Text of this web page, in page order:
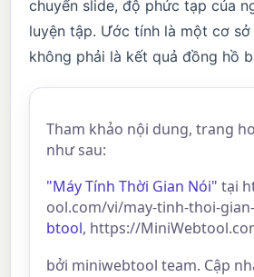
chuyển slide, độ phức tạp của
luyện tập. Ước tính là một cơ sở
không phải là kết quả đồng hồ
Tham khảo nội dung, trang
như sau:
"Máy Tính Thời Gian Nói" tại
ool.com/vi/may-tinh-thoi-
btool, https://
bởi miniwebtool team. Cập